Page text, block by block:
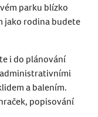
parku blízko
jako rodina budete
i do plánování
a balením.
popisování